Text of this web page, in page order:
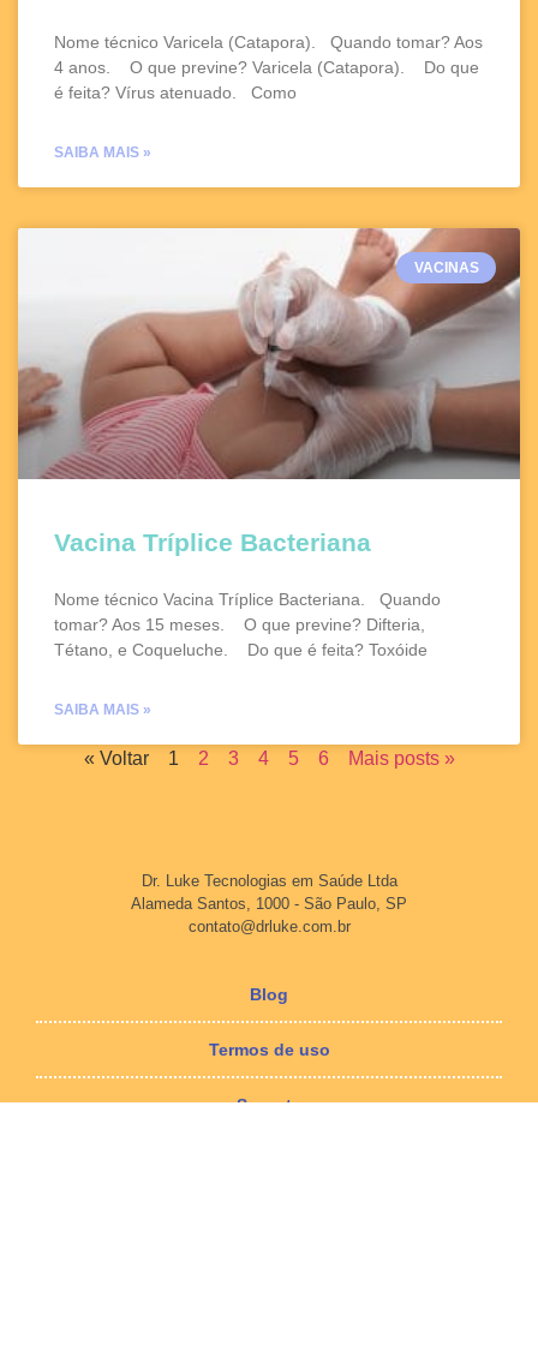
Nome técnico Varicela (Catapora). Quando tomar? Aos
4 anos. O que previne? Varicela (Catapora). Do que
é feita? Vírus atenuado. Como
SAIBA MAIS »
VACINAS
Vacina Tríplice Bacteriana
Nome técnico Vacina Tríplice Bacteriana. Quando
tomar? Aos 15 meses. O que previne? Difteria,
Tétano, e Coqueluche. Do que é feita? Toxóide
SAIBA MAIS »
« Voltar 1 2 3 4 5 6 Mais posts »
Dr. Luke Tecnologias em Saúde Ltda
Alameda Santos, 1000 - São Paulo, SP
contato@drluke.com.br
Blog
Termos de uso
Suporte